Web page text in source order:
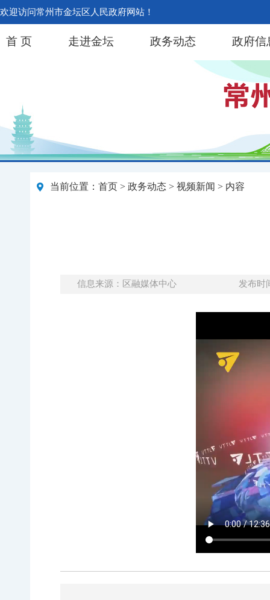
欢迎访问常州市金坛区人民政府网站！
首 页 走进金坛 政务动态 政府信
当前位置： 首页 > 政务动态 > 视频新闻 > 内容
信息来源：区融媒体中心 发布时